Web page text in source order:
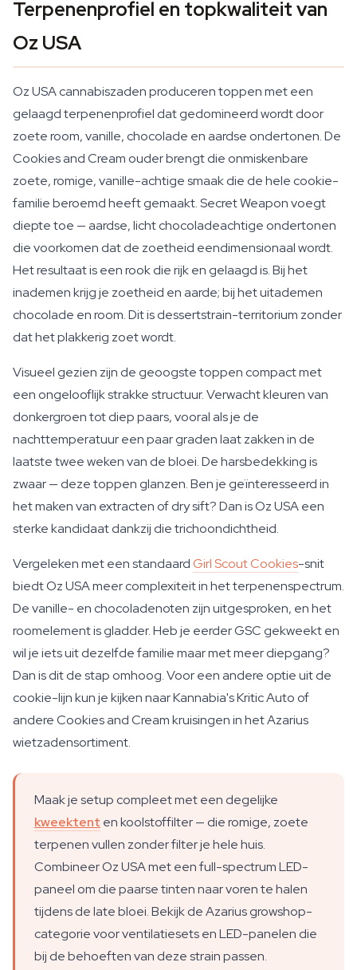
Terpenenprofiel en topkwaliteit van
Oz USA
Oz USA cannabiszaden produceren toppen met een
gelaagd terpenenprofiel dat gedomineerd wordt door
zoete room, vanille, chocolade en aardse ondertonen. De
Cookies and Cream ouder brengt die onmiskenbare
zoete, romige, vanille-achtige smaak die de hele cookie-
familie beroemd heeft gemaakt. Secret Weapon voegt
diepte toe — aardse, licht chocoladeachtige ondertonen
die voorkomen dat de zoetheid eendimensionaal wordt.
Het resultaat is een rook die rijk en gelaagd is. Bij het
inademen krijg je zoetheid en aarde; bij het uitademen
chocolade en room. Dit is dessertstrain-territorium zonder
dat het plakkerig zoet wordt.
Visueel gezien zijn de geoogste toppen compact met
een ongelooflijk strakke structuur. Verwacht kleuren van
donkergroen tot diep paars, vooral als je de
nachttemperatuur een paar graden laat zakken in de
laatste twee weken van de bloei. De harsbedekking is
zwaar — deze toppen glanzen. Ben je geïnteresseerd in
het maken van extracten of dry sift? Dan is Oz USA een
sterke kandidaat dankzij die trichoondichtheid.
Vergeleken met een standaardGirl Scout Cookies-snit
biedt Oz USA meer complexiteit in het terpenenspectrum.
De vanille- en chocoladenoten zijn uitgesproken, en het
roomelement is gladder. Heb je eerder GSC gekweekt en
wil je iets uit dezelfde familie maar met meer diepgang?
Dan is dit de stap omhoog. Voor een andere optie uit de
cookie-lijn kun je kijken naar Kannabia's Kritic Auto of
andere Cookies and Cream kruisingen in het Azarius
wietzadensortiment.
Maak je setup compleet met een degelijke
kweektent en koolstoffilter — die romige, zoete
terpenen vullen zonder filter je hele huis.
Combineer Oz USA met een full-spectrum LED-
paneel om die paarse tinten naar voren te halen
tijdens de late bloei. Bekijk de Azarius growshop-
categorie voor ventilatiesets en LED-panelen die
bij de behoeften van deze strain passen.